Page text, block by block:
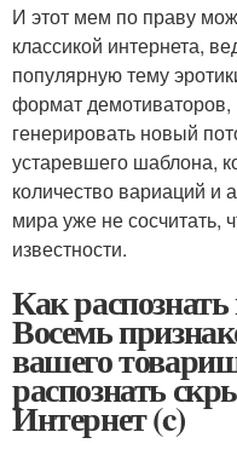
И этот мем по праву
классикой интернета,
популярную тему
формат демотиваторов,
генерировать новый
устаревшего шаблона,
количество вариаций и
мира уже не сосчитать,
известности.
Как
Восемь
вашего
распознать
Интернет (c)